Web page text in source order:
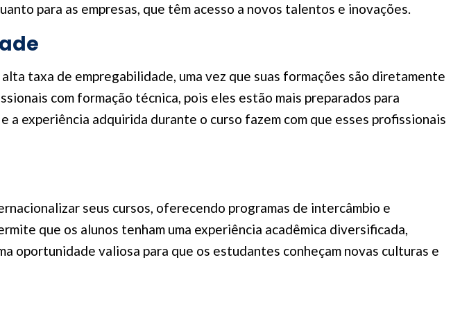
para as empresas, que têm acesso a novos talentos e inovações.
taxa de empregabilidade, uma vez que suas formações são diretamente
com formação técnica, pois eles estão mais preparados para
experiência adquirida durante o curso fazem com que esses profissionais
seus cursos, oferecendo programas de intercâmbio e
que os alunos tenham uma experiência acadêmica diversificada,
oportunidade valiosa para que os estudantes conheçam novas culturas e